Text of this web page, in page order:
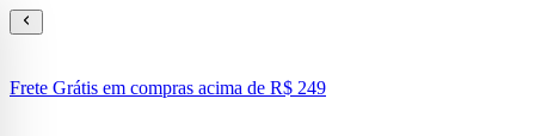
Frete Grátis em compras acima de R$ 249